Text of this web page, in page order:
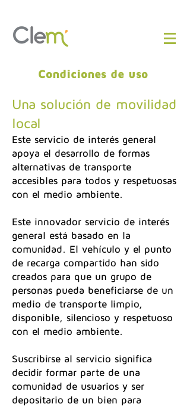
Condiciones de uso
Una solución de movilidad
local
Este servicio de interés general
apoya el desarrollo de formas
alternativas de transporte
accesibles para todos y respetuosas
con el medio ambiente.
Este innovador servicio de interés
general está basado en la
comunidad. El vehículo y el punto
de recarga compartido han sido
creados para que un grupo de
personas pueda beneficiarse de un
medio de transporte limpio,
disponible, silencioso y respetuoso
con el medio ambiente.
Suscribirse al servicio significa
decidir formar parte de una
comunidad de usuarios y ser
depositario de un bien para